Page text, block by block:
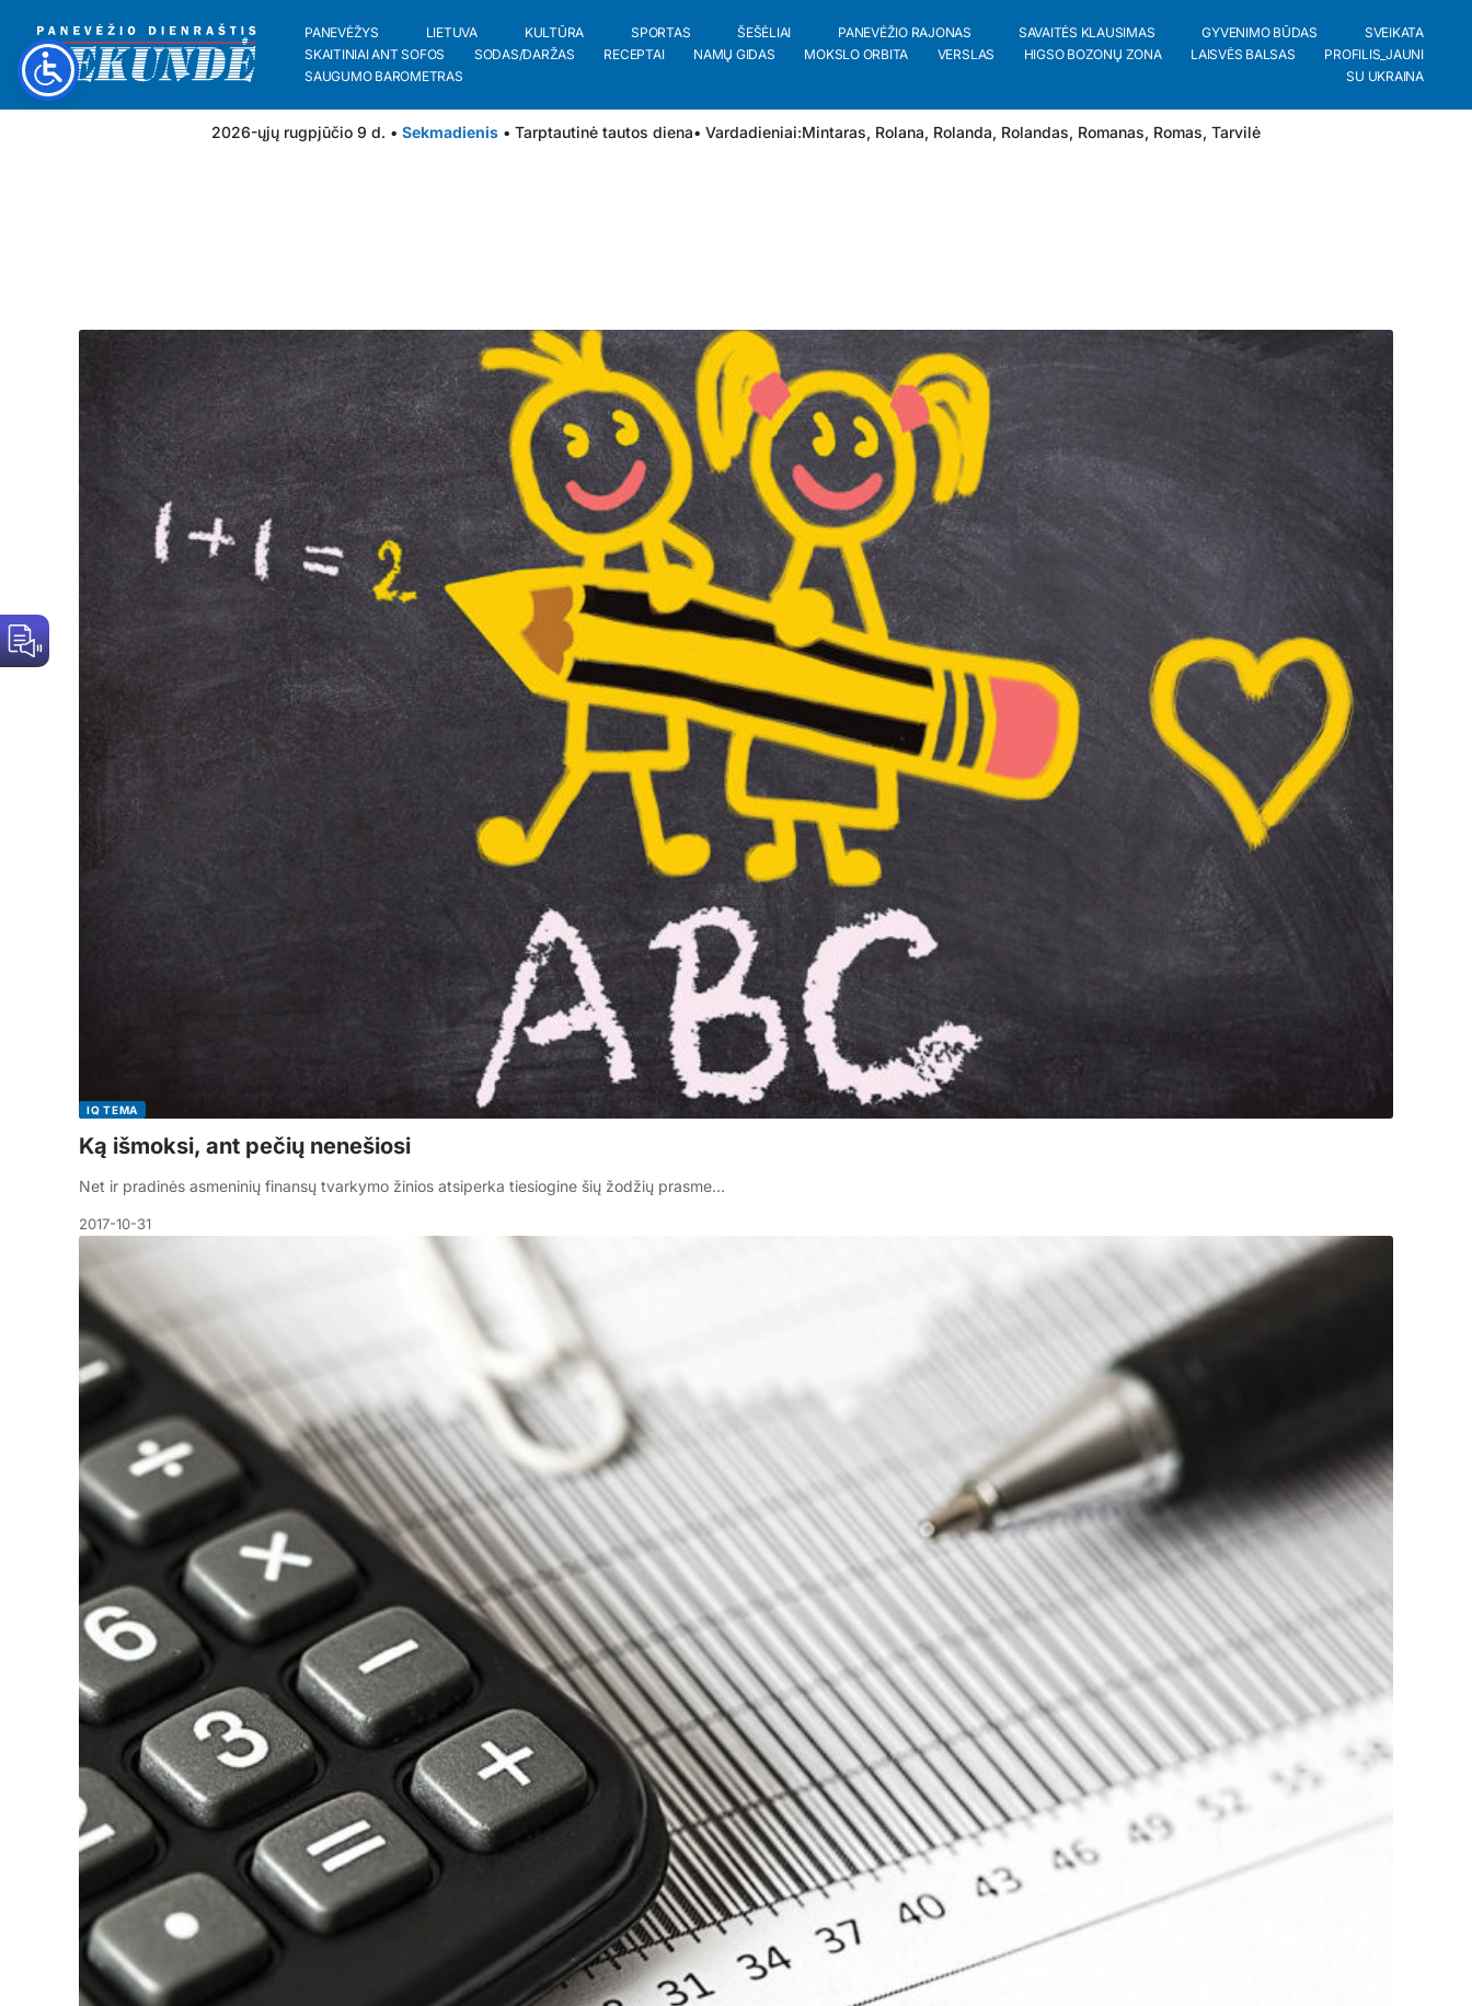
PANEVĖŽYS LIETUVA KULTŪRA SPORTAS ŠEŠĖLIAI PANEVĖŽIO RAJONAS SAVAITĖS KLAUSIMAS GYVENIMO BŪDAS
SVEIKATA
SKAITINIAI ANT SOFOS
SODAS/DARŽAS RECEPTAI NAMŲ GIDAS MOKSLO ORBITA VERSLAS HIGSO BOZONŲ ZONA LAISVĖS BALSAS
PROFILIS_JAUNI
SAUGUMO BAROMETRAS
SU UKRAINA
2026-ųjų rugpjūčio 9 d. • Sekmadienis • Tarptautinė tautos diena• Vardadieniai:Mintaras, Rolana, Rolanda, Rolandas, Romanas, Romas, Tarvilė
IQ TEMA
Ką išmoksi, ant pečių nenešiosi
Net ir pradinės asmeninių finansų tvarkymo žinios atsiperka tiesiogine šių žodžių prasme…
2017-10-31